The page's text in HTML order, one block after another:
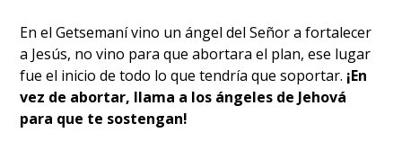
En el Getsemaní vino un ángel del Señor a fortalecer
a Jesús, no vino para que abortara el plan, ese lugar
fue el inicio de todo lo que tendría que soportar. ¡En
vez de abortar, llama a los ángeles de Jehová
para que te sostengan!